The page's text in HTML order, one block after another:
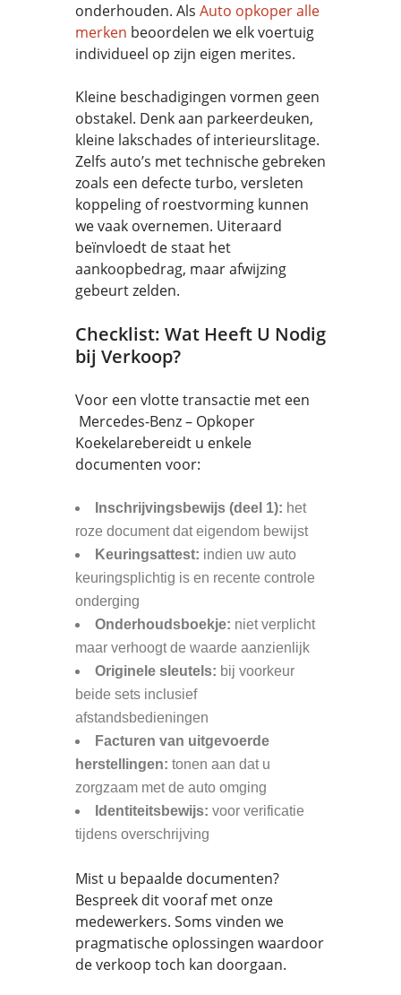
onderhouden. Als Auto opkoper alle
merken beoordelen we elk voertuig
individueel op zijn eigen merites.
Kleine beschadigingen vormen geen
obstakel. Denk aan parkeerdeuken,
kleine lakschades of interieurslitage.
Zelfs auto’s met technische gebreken
zoals een defecte turbo, versleten
koppeling of roestvorming kunnen
we vaak overnemen. Uiteraard
beïnvloedt de staat het
aankoopbedrag, maar afwijzing
gebeurt zelden.
Checklist: Wat Heeft U Nodig
bij Verkoop?
Voor een vlotte transactie met een
Mercedes-Benz – Opkoper
Koekelarebereidt u enkele
documenten voor:
Inschrijvingsbewijs (deel 1): het
roze document dat eigendom bewijst
Keuringsattest: indien uw auto
keuringsplichtig is en recente controle
onderging
Onderhoudsboekje: niet verplicht
maar verhoogt de waarde aanzienlijk
Originele sleutels: bij voorkeur
beide sets inclusief
afstandsbedieningen
Facturen van uitgevoerde
herstellingen: tonen aan dat u
zorgzaam met de auto omging
Identiteitsbewijs: voor verificatie
tijdens overschrijving
Mist u bepaalde documenten?
Bespreek dit vooraf met onze
medewerkers. Soms vinden we
pragmatische oplossingen waardoor
de verkoop toch kan doorgaan.